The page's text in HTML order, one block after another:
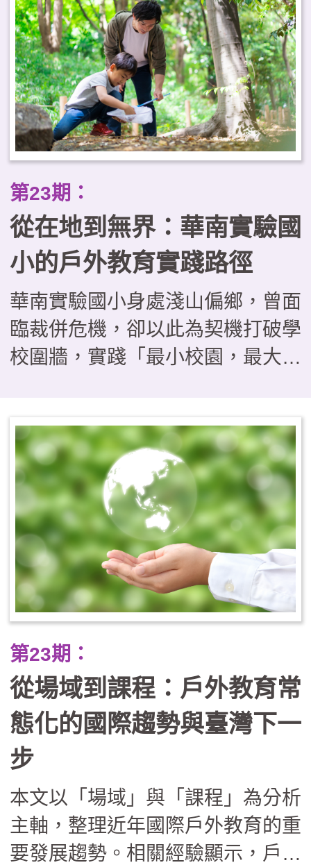
工作為戶外教育的推動基地，自
2021年起即成立戀戀大湖學教師
社群，致力推動戶外教育系列課
程。透過自編教材、戶外走讀、科
技融入等多重策略，進而推動社區
結合、跨校合作、國際交流。本文
育創新的實施與經驗，期望為戶外
教育提供具體啟發。
第23期：
從在地到無界：華南實驗國
小的戶外教育實踐路徑
華南實驗國小身處淺山偏鄉，曾面
臨裁併危機，卻以此為契機打破學
校圍牆，實踐「最小校園，最大教
域、行動、反思」，引導學生經歷
「把地方當教材」、「把地方當關
係」到「為地方採取行動」的三段
思維轉折。 透過四季課程
——秋季山野淬鍊、冬季走讀踏
查、春季服務旅行與夏季公民參
與，我們帶領孩子從山林守護、產
倡議。在行政團隊轉化為「課程鷹
架」的支持下，戶外教育不再只是
走馬看花，而是成為連結世代與地
方的溫柔路徑，讓孩子在回應社區
需求的過程中，發展出帶得走的真
實能力與生命溫度。
第23期：
從場域到課程：戶外教育常
態化的國際趨勢與臺灣下一
步
本文以「場域」與「課程」為分析
主軸，整理近年國際戶外教育的重
要發展趨勢。相關經驗顯示，戶外